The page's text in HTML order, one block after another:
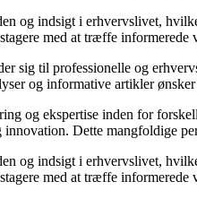
og indsigt i erhvervslivet,
med at træffe informerede
sig til professionelle og
og informative artikler
og ekspertise inden for
Dette mangfoldige
og indsigt i erhvervslivet,
med at træffe informerede